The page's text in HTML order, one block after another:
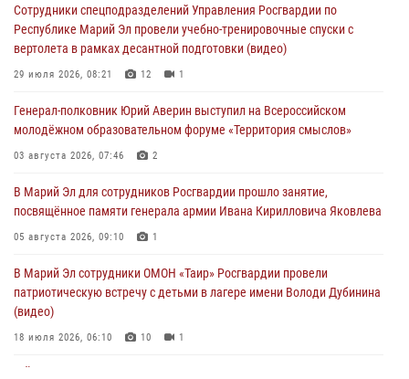
07 августа 2026, 05:43 10
Представитель вневедомственной охраны Управления Росгвардии
по Республике Марий Эл принял участие в учебно-методическом
06 августа 2026, 09:37 10
В Марий Эл сотрудники ЛРР Росгвардии за прошедший месяц
06 августа 2026, 08:00
В Марий Эл сотрудники вневедомственной охраны Росгвардии за
05 августа 2026, 09:44
Сотрудники спецподразделений Управления Росгвардии по
Республике Марий Эл провели учебно-тренировочные спуски с
вертолета в рамках десантной подготовки (видео)
29 июля 2026, 08:21 12 1
Генерал-полковник Юрий Аверин выступил на Всероссийском
молодёжном образовательном форуме «Территория смыслов»
03 августа 2026, 07:46 2
В Марий Эл для сотрудников Росгвардии прошло занятие,
посвящённое памяти генерала армии Ивана Кирилловича Яковлева
05 августа 2026, 09:10 1
В Марий Эл сотрудники ОМОН «Таир» Росгвардии провели
патриотическую встречу с детьми в лагере имени Володи Дубинина
(видео)
18 июля 2026, 06:10 10 1